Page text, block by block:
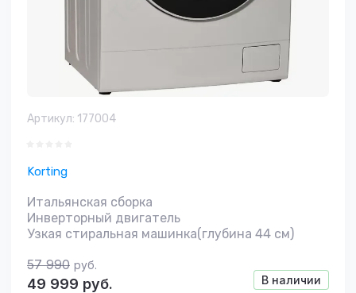
Артикул: 177004
Korting
Итальянская сборка
Инверторный двигатель
Узкая стиральная машинка(глубина 44 см)
В наличии
57 990 руб.
49 999 руб.